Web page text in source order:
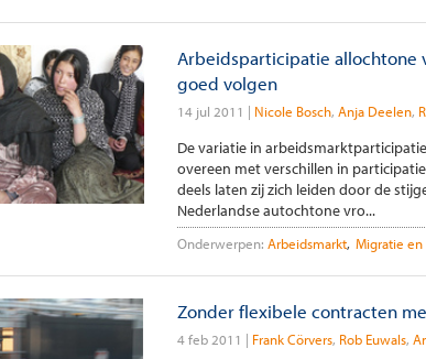
Arbeidsparticipatie
goed volgen
14 jul 2011 Nicole Bosch Anja Deelen
De variatie in
overeen met verschillen in
deels laten zij zich leiden door de
Nederlandse autochtone vro...
Onderwerpen: Arbeidsmarkt Migratie
Zonder flexibele contracten
4 feb 2011 Frank Cörvers Rob Euwals